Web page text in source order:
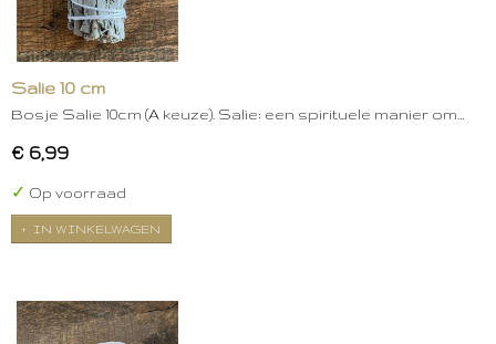
Salie 10 cm
Bosje Salie 10cm (A keuze). Salie: een spirituele manier om…
€ 6,99
✓ Op voorraad
IN WINKELWAGEN